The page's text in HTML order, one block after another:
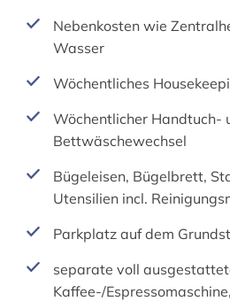
Nebenkosten wie
Wasser
Wöchentliches
Wöchentlicher Handtuch-
Bettwäschewechsel
Bügeleisen, Bügelbrett,
Utensilien incl.
Parkplatz auf dem
separate voll
Kaffee-/